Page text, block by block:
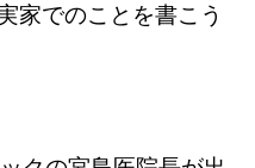
家でのことを書こう